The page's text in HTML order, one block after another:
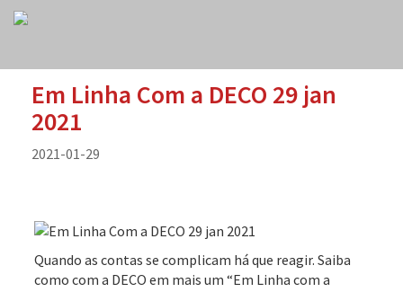
Em Linha Com a DECO 29 jan
2021
2021-01-29
Quando as contas se complicam há que reagir. Saiba
como com a DECO em mais um “Em Linha com a